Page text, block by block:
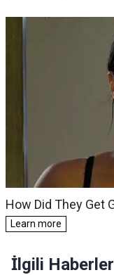
İlgili Haberler